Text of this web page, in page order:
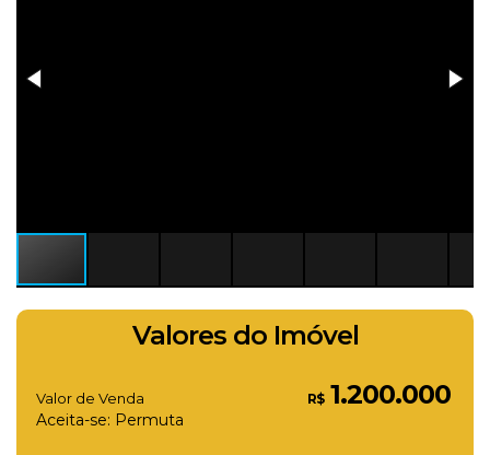
Valores do Imóvel
R$1.200.000
Valor de Venda
Aceita-se: Permuta